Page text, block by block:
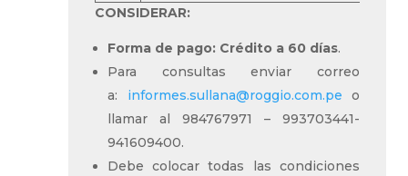
CONSIDERAR:
Forma de pago: Crédito a 60 días.
Para consultas enviar correo
a: informes.sullana@roggio.com.pe o
llamar al 984767971 – 993703441-
941609400.
Debe colocar todas las condiciones